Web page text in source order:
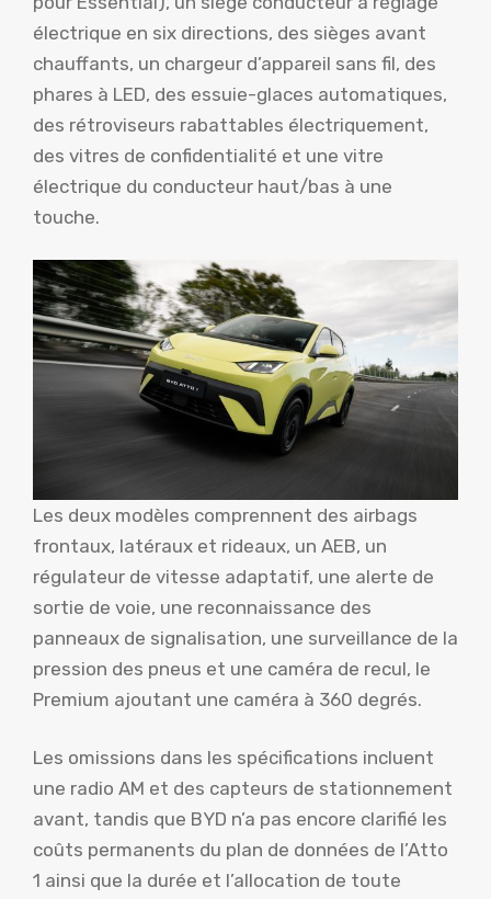
électrique en six directions, des sièges avant
chauffants, un chargeur d’appareil sans fil, des
phares à LED, des essuie-glaces automatiques,
des rétroviseurs rabattables électriquement,
des vitres de confidentialité et une vitre
électrique du conducteur haut/bas à une
touche.
Les deux modèles comprennent des airbags
frontaux, latéraux et rideaux, un AEB, un
régulateur de vitesse adaptatif, une alerte de
sortie de voie, une reconnaissance des
panneaux de signalisation, une surveillance de la
pression des pneus et une caméra de recul, le
Premium ajoutant une caméra à 360 degrés.
Les omissions dans les spécifications incluent
une radio AM et des capteurs de stationnement
avant, tandis que BYD n’a pas encore clarifié les
coûts permanents du plan de données de l’Atto
1 ainsi que la durée et l’allocation de toute